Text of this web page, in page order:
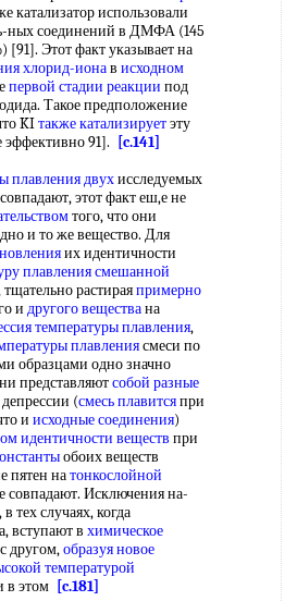
катализатор использовали
ных соединений в ДМФА (145
[91]. Этот факт указывает на
хлорид-ионав исходном
первой стадии реакции под
Такое предположение
KIтакже катализируетэту
эффективно 91].
[c.141]
плавлениядвухисследуемых
этот факт еш,е не
того, что они
и то же вещество. Для
их идентичности
плавления смешанной
тщательно растираяпримерно
и другого веществана
температуры плавления,
плавлениясмеси по
образцами одно значно
представляютсобой разные
(смесь плавитсяпри
и исходные соединения)
идентичности веществ при
обоих веществ
пятен натонкослойной
совпадают. Исключения на-
тех случаях, когда
вступают в химическое
другом,образуя новое
температурой
в этом [c.181]